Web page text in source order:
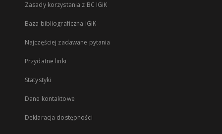
Zasady korzystania z BC IGiK
Baza bibliograficzna IGiK
Najczęściej zadawane pytania
Przydatne linki
Statystyki
Dane kontaktowe
Deklaracja dostępności